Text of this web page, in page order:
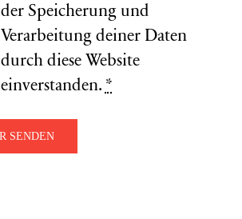
der Speicherung und
Verarbeitung deiner Daten
durch diese Website
einverstanden. *